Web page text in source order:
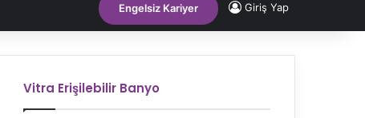
Engelsiz Kariyer Giriş Yap
Vitra Erişilebilir Banyo